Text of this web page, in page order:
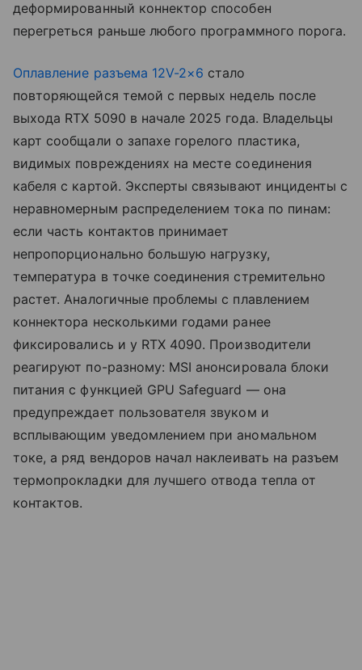
деформированный коннектор способен
перегреться раньше любого программного порога.
Оплавление разъема 12V-2×6 стало
повторяющейся темой с первых недель после
выхода RTX 5090 в начале 2025 года. Владельцы
карт сообщали о запахе горелого пластика,
видимых повреждениях на месте соединения
кабеля с картой. Эксперты связывают инциденты с
неравномерным распределением тока по пинам:
если часть контактов принимает
непропорционально большую нагрузку,
температура в точке соединения стремительно
растет. Аналогичные проблемы с плавлением
коннектора несколькими годами ранее
фиксировались и у RTX 4090. Производители
реагируют по-разному: MSI анонсировала блоки
питания с функцией GPU Safeguard — она
предупреждает пользователя звуком и
всплывающим уведомлением при аномальном
токе, а ряд вендоров начал наклеивать на разъем
термопрокладки для лучшего отвода тепла от
контактов.